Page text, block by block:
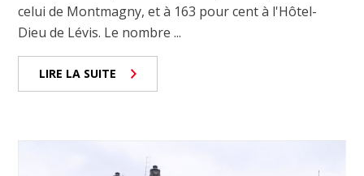
celui de Montmagny, et à 163 pour cent à l'Hôtel-
Dieu de Lévis. Le nombre ...
LIRE LA SUITE